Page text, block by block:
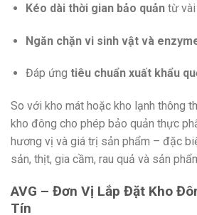
Kéo dài thời gian bảo quảntừ vài
Ngăn chặn vi sinh vật và
Đáp ứng tiêu chuẩn xuất khẩu
So với kho mát hoặc kho lạnh thông
kho đông cho phép bảo quản thực
hương vị và giá trị sản phẩm – đặc
sản, thịt, gia cầm, rau quả và sản
AVG – Đơn Vị Lắp Đặt Kho
Tín